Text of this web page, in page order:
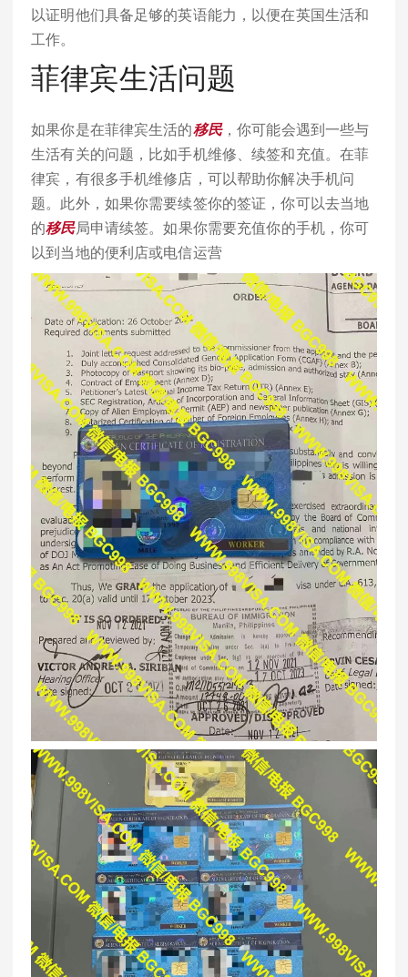
以证明他们具备足够的英语能力，以便在英国生活和
工作。
菲律宾生活问题
如果你是在菲律宾生活的移民，你可能会遇到一些与
生活有关的问题，比如手机维修、续签和充值。在菲
律宾，有很多手机维修店，可以帮助你解决手机问
题。此外，如果你需要续签你的签证，你可以去当地
的移民局申请续签。如果你需要充值你的手机，你可
以到当地的便利店或电信运营